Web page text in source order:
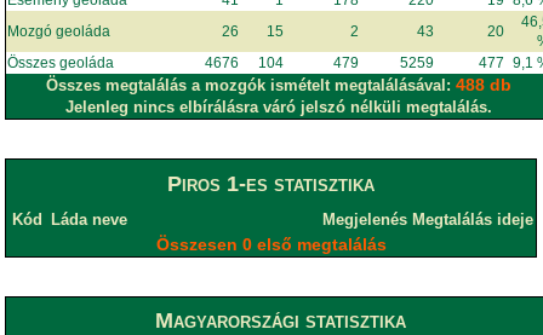
Mozgó geoláda
26 15 2 43 20
Összes geoláda
4676 104 479 5259 477 9,1
Összes megtalálás a mozgók ismételt megtalálásával:488 db
Jelenleg nincs elbírálásra váró jelszó nélküli megtalálás.
Piros 1-es statisztika
Kód Láda neve Megjelenés Megtalálás ideje
Összesen 0 első megtalálás
Magyarországi statisztika